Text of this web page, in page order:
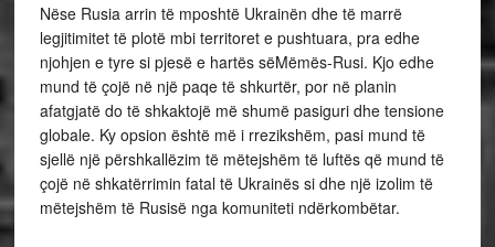
Nëse Rusia arrin të mposhtë Ukrainën dhe të marrë
legjitimitet të plotë mbi territoret e pushtuara, pra edhe
njohjen e tyre si pjesë e hartës sëMëmës-Rusi. Kjo edhe
mund të çojë në një paqe të shkurtër, por në planin
afatgjatë do të shkaktojë më shumë pasiguri dhe tensione
globale. Ky opsion është më i rrezikshëm, pasi mund të
sjellë një përshkallëzim të mëtejshëm të luftës që mund të
çojë në shkatërrimin fatal të Ukrainës si dhe një izolim të
mëtejshëm të Rusisë nga komuniteti ndërkombëtar.